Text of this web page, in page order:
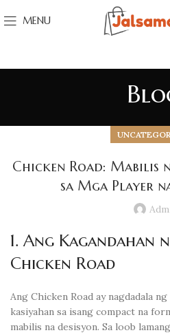
MENU
Chicken Road: Mabilis
sa Mga Player
1. Ang Kagandahan
Chicken Road
Ang Chicken Road ay nagdadala
kasiyahan sa isang compact na
mabilis na desisyon. Sa loob